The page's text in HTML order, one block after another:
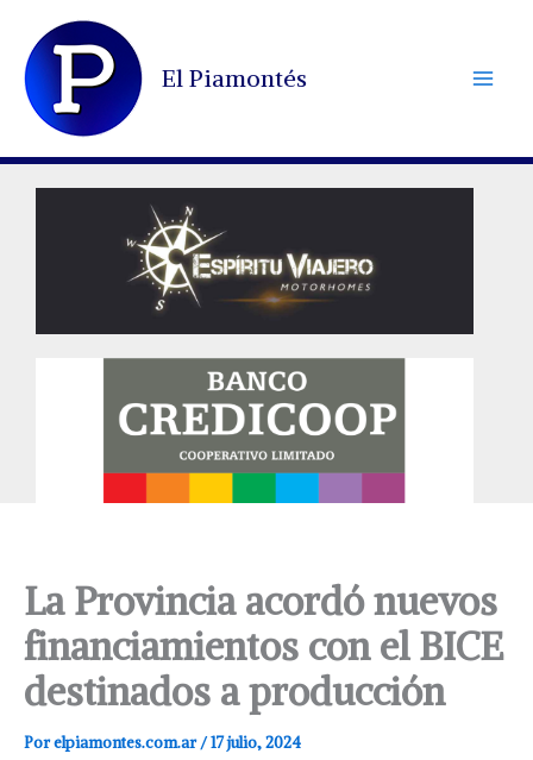
contenido
El Piamontés
La Provincia acordó nuevos
financiamientos con el BICE
destinados a producción
Porelpiamontes.com.ar/17 julio, 2024